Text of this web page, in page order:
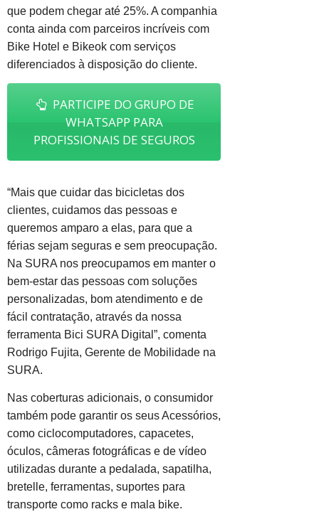
que podem chegar até 25%. A companhia
conta ainda com parceiros incríveis com
Bike Hotel e Bikeok com serviços
diferenciados à disposição do cliente.
PARTICIPE DO GRUPO DE
WHATSAPP PARA
PROFISSIONAIS DE SEGUROS
“Mais que cuidar das bicicletas dos
clientes, cuidamos das pessoas e
queremos amparo a elas, para que a
férias sejam seguras e sem preocupação.
Na SURA nos preocupamos em manter o
bem-estar das pessoas com soluções
personalizadas, bom atendimento e de
fácil contratação, através da nossa
ferramenta Bici SURA Digital”, comenta
Rodrigo Fujita, Gerente de Mobilidade na
SURA.
Nas coberturas adicionais, o consumidor
também pode garantir os seus Acessórios,
como ciclocomputadores, capacetes,
óculos, câmeras fotográficas e de vídeo
utilizadas durante a pedalada, sapatilha,
bretelle, ferramentas, suportes para
transporte como racks e mala bike.